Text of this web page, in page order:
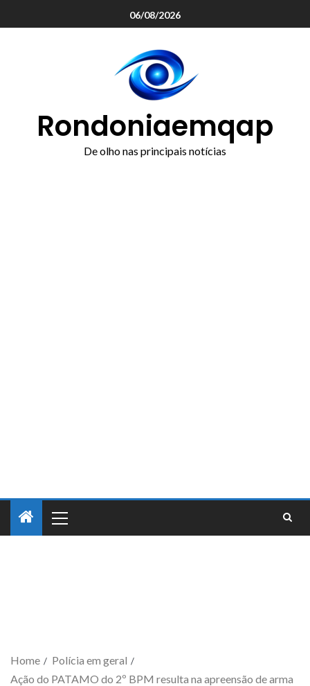
06/08/2026
Rondoniaemqap
De olho nas principais notícias
Home
Polícia em geral
Ação do PATAMO do 2º BPM resulta na apreensão de arma